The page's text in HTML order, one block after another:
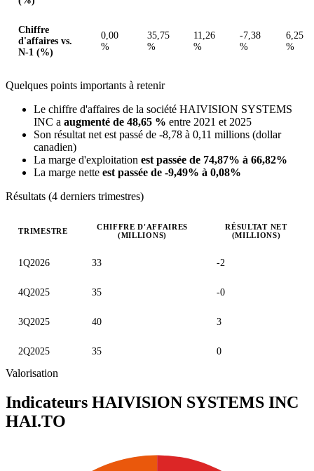
Chiffre
d'affaires vs.
N-1 (%)
0,00
%
35,75
%
11,26
%
-7,38
%
6,25
%
Quelques points importants à retenir
Le chiffre d'affaires de la société HAIVISION SYSTEMS
INC a augmenté de 48,65 % entre 2021 et 2025
Son résultat net est passé de -8,78 à 0,11 millions (dollar
canadien)
La marge d'exploitation est passée de 74,87% à 66,82%
La marge nette est passée de -9,49% à 0,08%
Résultats (4 derniers trimestres)
TRIMESTRE
CHIFFRE D'AFFAIRES
(MILLIONS)
RÉSULTAT NET
(MILLIONS)
1Q2026 33 -2
4Q2025 35 -0
3Q2025 40 3
2Q2025 35 0
Valorisation
Indicateurs HAIVISION SYSTEMS INC
HAI.TO